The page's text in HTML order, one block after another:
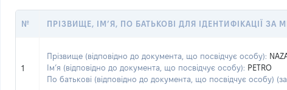
№ ПРІЗВИЩЕ, ІМ’Я, ПО БАТЬКОВІ ДЛЯ ІДЕНТИФІКАЦІЇ ЗА
1
Прізвище (відповідно до документа, що посвідчує особу):
Ім’я (відповідно до документа, що посвідчує особу): PETRO
По батькові (відповідно до документа, що посвідчує особу)